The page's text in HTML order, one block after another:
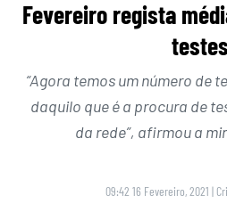
Fevereiro regista
testes
“Agora temos um número de
daquilo que é a procura de
da rede”, afirmou a
09:42 16 Fevereiro, 2021 |